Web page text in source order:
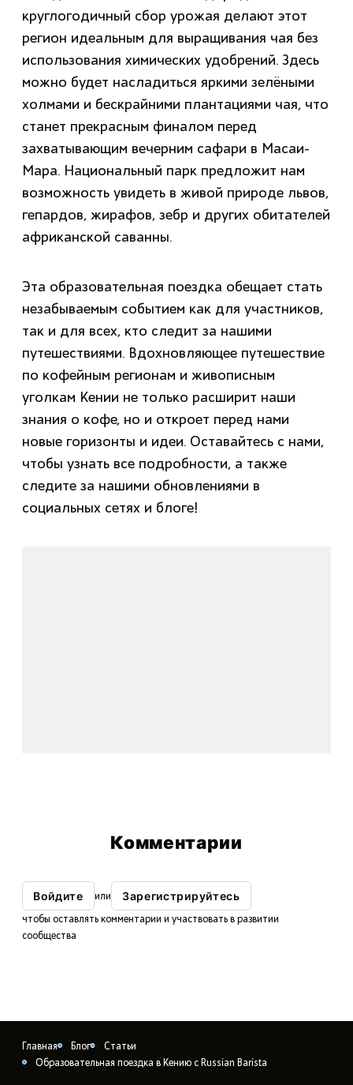
круглогодичный сбор урожая делают этот
регион идеальным для выращивания чая без
использования химических удобрений. Здесь
можно будет насладиться яркими зелёными
холмами и бескрайними плантациями чая, что
станет прекрасным финалом перед
захватывающим вечерним сафари в Масаи-
Мара. Национальный парк предложит нам
возможность увидеть в живой природе львов,
гепардов, жирафов, зебр и других обитателей
африканской саванны.
Эта образовательная поездка обещает стать
незабываемым событием как для участников,
так и для всех, кто следит за нашими
путешествиями. Вдохновляющее путешествие
по кофейным регионам и живописным
уголкам Кении не только расширит наши
знания о кофе, но и откроет перед нами
новые горизонты и идеи. Оставайтесь с нами,
чтобы узнать все подробности, а также
следите за нашими обновлениями в
социальных сетях и блоге!
Комментарии
Войдите или Зарегистрируйтесь
чтобы оставлять комментарии и участвовать в развитии
сообщества
Главная Блог
Статьи
Образовательная поездка в Кению с Russian Barista